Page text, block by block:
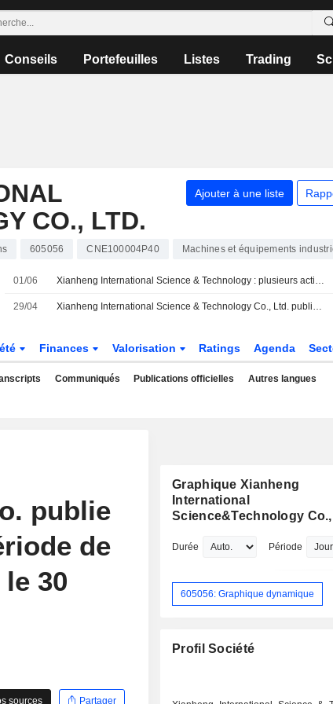
Conseils Portefeuilles Listes Trading
CO., LTD.
Ajouter à une liste
605056 CNE100004P40 Machines et équipements
01/06 Xianheng International Science & Technology : plusieurs actionnaires s'apprêtent à réduire leurs participations
29/04 Xianheng International Science & Technology Co., Ltd. publie ses résultats pour le premier trimestre clos le 31 mars 2026
Finances Valorisation Ratings Agenda
Communiqués Publications officielles Autres langues
publie
de
30
sources
Partager
Graphique Xianheng
International
Science&Technology
Durée Période
605056: Graphique dynamique
Profil Société